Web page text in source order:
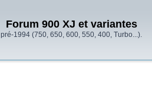
Forum 900 XJ et variantes
pré-1994 (750, 650, 600, 550, 400, Turbo...).